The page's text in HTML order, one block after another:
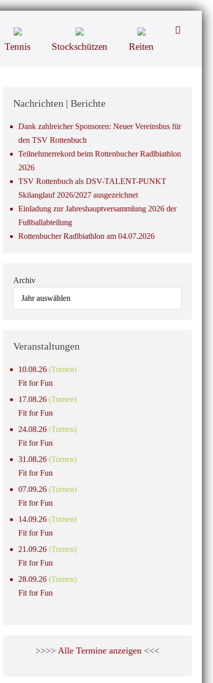
Tennis Stockschützen Reiten
Suche-
Nachrichten | Berichte
Dank zahlreicher Sponsoren: Neuer Vereinsbus für
den TSV Rottenbuch
Teilnehmerrekord beim Rottenbucher Radlbiathlon
2026
TSV Rottenbuch als DSV-TALENT-PUNKT
Skilanglauf 2026/2027 ausgezeichnet
Einladung zur Jahreshauptversammlung 2026 der
Fußballabteilung
Rottenbucher Radlbiathlon am 04.07.2026
Archiv
Veranstaltungen
10.08.26 (Turnen)
Fit for Fun
17.08.26 (Turnen)
Fit for Fun
24.08.26 (Turnen)
Fit for Fun
31.08.26 (Turnen)
Fit for Fun
07.09.26 (Turnen)
Fit for Fun
14.09.26 (Turnen)
Fit for Fun
21.09.26 (Turnen)
Fit for Fun
28.09.26 (Turnen)
Fit for Fun
>>>> Alle Termine anzeigen<<<